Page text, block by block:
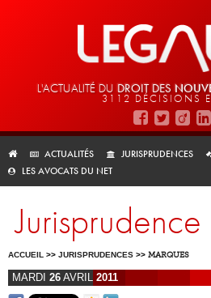
L'ACTUALITÉ DU DROIT DES
3112 DÉCISIONS
ACTUALITÉS JURISPRUDENCES
LES AVOCATS DU NET
ACCUEIL >> JURISPRUDENCES >> MARQUES
MARDI 26 AVRIL 2011